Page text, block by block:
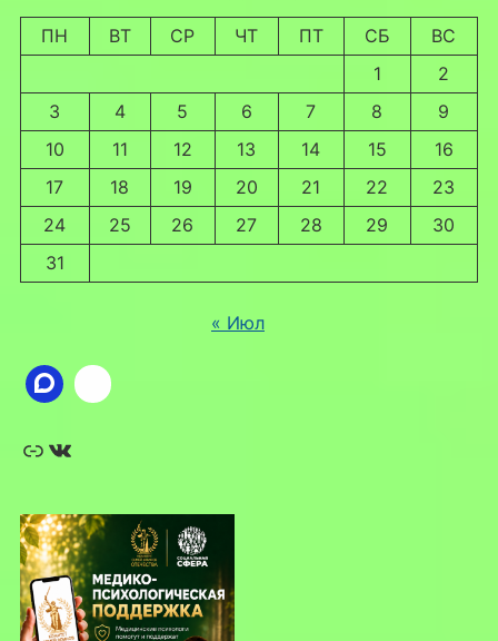
ПН ВТ СР ЧТ ПТ СБ
ВС
1
2
3
4 5 6 7 8
9
10
11 12 13 14 15
16
17
18 19 20 21 22
23
24
25 26 27 28 29
30
31
« Июл
Ссылка